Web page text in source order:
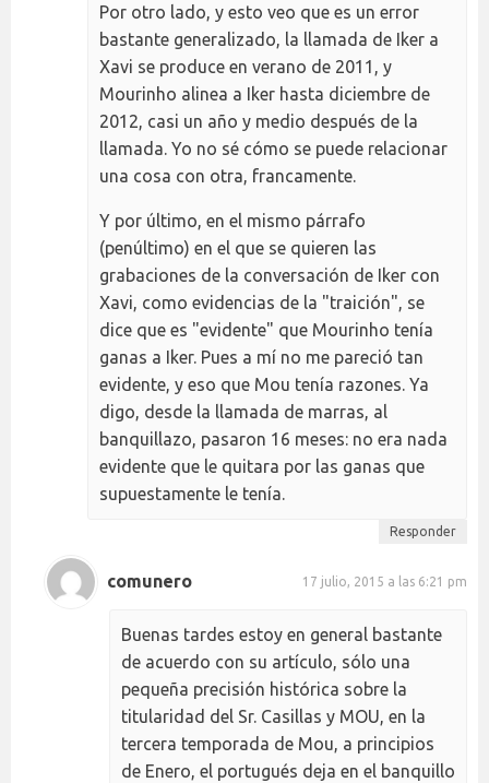
Por otro lado, y esto veo que es un error
bastante generalizado, la llamada de Iker a
Xavi se produce en verano de 2011, y
Mourinho alinea a Iker hasta diciembre de
2012, casi un año y medio después de la
llamada. Yo no sé cómo se puede relacionar
una cosa con otra, francamente.
Y por último, en el mismo párrafo
(penúltimo) en el que se quieren las
grabaciones de la conversación de Iker con
Xavi, como evidencias de la "traición", se
dice que es "evidente" que Mourinho tenía
ganas a Iker. Pues a mí no me pareció tan
evidente, y eso que Mou tenía razones. Ya
digo, desde la llamada de marras, al
banquillazo, pasaron 16 meses: no era nada
evidente que le quitara por las ganas que
supuestamente le tenía.
Responder
comunero 17 julio, 2015 a las 6:21 pm
Buenas tardes estoy en general bastante
de acuerdo con su artículo, sólo una
pequeña precisión histórica sobre la
titularidad del Sr. Casillas y MOU, en la
tercera temporada de Mou, a principios
de Enero, el portugués deja en el banquillo